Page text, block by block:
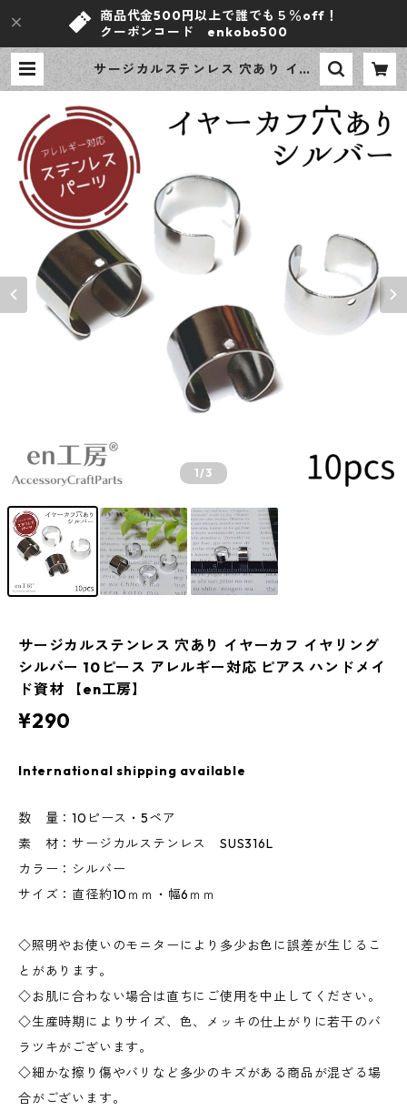
商品代金500円以上で誰でも５％off！
クーポンコード enkobo500
サージカルステンレス 穴あり イヤ
ーカフ イヤリング シルバー 10ピー
イド資材 【en工房】 | ｅｎ工房
1/3
サージカルステンレス 穴あり イヤーカフ イヤリング
シルバー 10ピース アレルギー対応 ピアス ハンドメイ
ド資材 【en工房】
¥290
International shipping available
数 量：10ピース・5ペア
素 材：サージカルステンレス SUS316L
カラー：シルバー
サイズ：直径約10ｍｍ・幅6ｍｍ
◇照明やお使いのモニターにより多少お色に誤差が生じるこ
とがあります。
◇お肌に合わない場合は直ちにご使用を中止してください。
◇生産時期によりサイズ、色、メッキの仕上がりに若干のバ
ラツキがございます。
◇細かな擦り傷やバリなど多少のキズがある商品が混ざる場
合がございます。